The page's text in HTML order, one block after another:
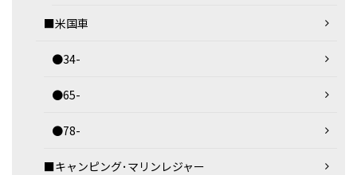
■米国車
●34-
●65-
●78-
■キャンピング･マリンレジャー